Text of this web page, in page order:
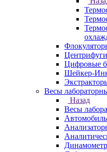
Цифровые
Шейкер-
Весы
Назад
Весы